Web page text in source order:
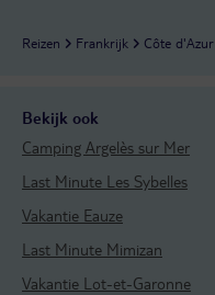
Reizen Frankrijk Côte d'Azur
Bekijk ook
Camping Argelès sur Mer
Last Minute Les Sybelles
Vakantie Eauze
Last Minute Mimizan
Vakantie Lot-et-Garonne